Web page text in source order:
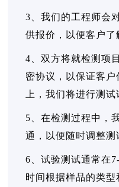
3、我们的工程师会
供报价，以便客户了
4、双方将就检测项
密协议，以保证客
上，我们将进行测试
5、在检测过程中，
通，以便随时调整测
6、试验测试通常在
时间根据样品的类型